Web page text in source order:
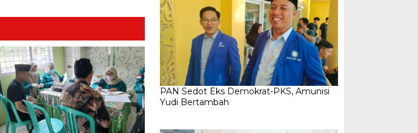
PAN Sedot Eks Demokrat-PKS, Amunisi
Yudi Bertambah